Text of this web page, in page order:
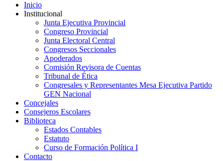
Inicio
Institucional
Junta Ejecutiva Provincial
Congreso Provincial
Junta Electoral Central
Congresos Seccionales
Apoderados
Comisión Revisora de Cuentas
Tribunal de Ética
Congresales y Representantes Mesa Ejecutiva Partido
GEN Nacional
Concejales
Consejeros Escolares
Biblioteca
Estados Contables
Estatuto
Curso de Formación Política I
Contacto